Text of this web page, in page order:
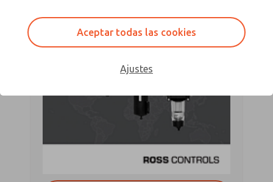
Aceptar todas las cookies
Ajustes